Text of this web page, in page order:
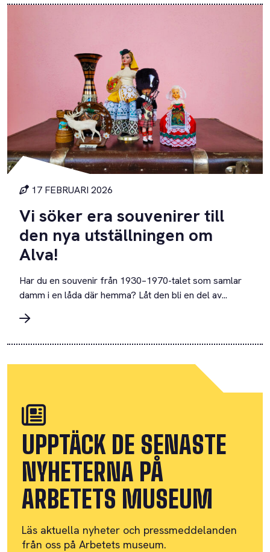
17 FEBRUARI 2026
Vi söker era souvenirer till
den nya utställningen om
Alva!
Har du en souvenir från 1930–1970-talet som samlar
damm i en låda där hemma? Låt den bli en del av...
UPPTÄCK DE SENASTE
NYHETERNA PÅ
ARBETETS MUSEUM
Läs aktuella nyheter och pressmeddelanden
från oss på Arbetets museum.